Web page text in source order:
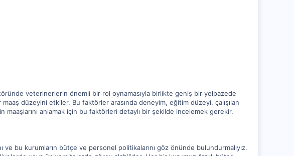
veterinerlerin önemli bir rol oynamasıyla birlikte geniş bir yelpazede
düzeyini etkiler. Bu faktörler arasında deneyim, eğitim düzeyi, çalışılan
anlamak için bu faktörleri detaylı bir şekilde incelemek gerekir.
ve bu kurumların bütçe ve personel politikalarını göz önünde bulundurmalıyız.